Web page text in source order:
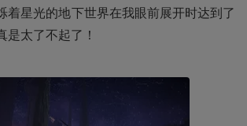
着星光的地下世界在我眼前展开时达到了
是太了不起了！